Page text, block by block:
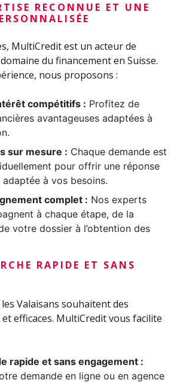
RECONNUE ET UNE
MultiCredit est un acteur de
du financement en Suisse.
nous proposons :
compétitifs : Profitez de
avantageuses adaptées à
sur mesure : Chaque demande est
pour offrir une réponse
à vos besoins.
complet : Nos experts
à chaque étape, de la
votre dossier à l’obtention des
RAPIDE ET SANS
Valaisans souhaitent des
efficaces. MultiCredit vous facilite
rapide et sans engagement :
demande en ligne ou en agence